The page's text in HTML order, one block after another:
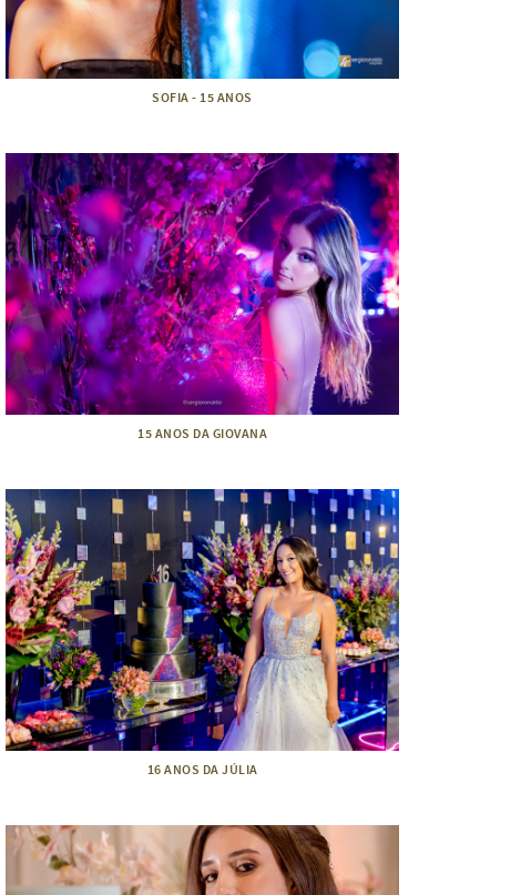
SOFIA - 15 ANOS
15 ANOS DA GIOVANA
16 ANOS DA JÚLIA